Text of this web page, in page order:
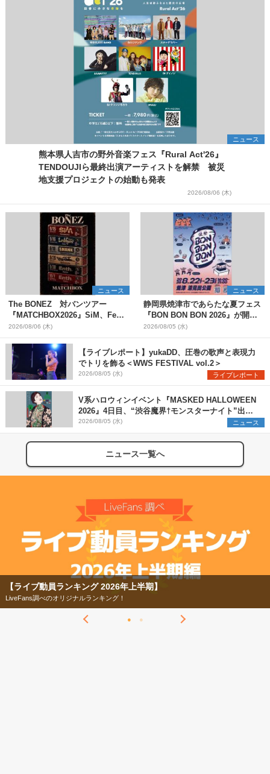
ニュース
熊本県人吉市の野外音楽フェス『Rural Act'26』
TENDOUJIら最終出演アーティストを解禁 被災
地支援プロジェクトの始動も発表
2026/08/06 (木)
ニュース
The BONEZ 対バンツアー
『MATCHBOX2026』SiM、Fear,
and Loathing in Las Vegasら対
バンアーティストを一斉解禁
2026/08/06 (木)
ニュース
静岡県焼津市であらたな夏フェス
『BON BON BON 2026』が開
催 音楽ライブ×盆踊り×DJ×屋台
グルメ×ランタンナイトで彩る2日
間
2026/08/05 (水)
【ライブレポート】yukaDD、圧巻の歌声と表現力
でトリを飾る＜WWS FESTIVAL vol.2＞
2026/08/05 (水) ライブレポート
V系ハロウィンイベント『MASKED HALLOWEEN
2026』4日目、“渋谷魔界†モンスターナイト”出演6
組を発表
2026/08/05 (水) ニュース
ニュース一覧へ
【ライブ動員ランキング 2026年上半期】
LiveFans調べのオリジナルランキング！